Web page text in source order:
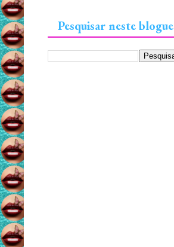
Pesquisar neste blogue